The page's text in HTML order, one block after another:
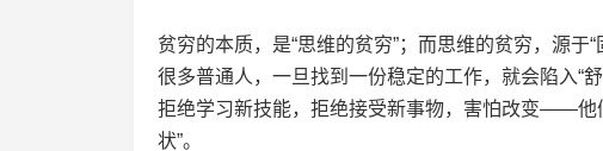
贫穷的本质，是“思维的贫穷”；而思维的贫穷，源于“
很多普通人，一旦找到一份稳定的工作，就会陷入“
拒绝学习新技能，拒绝接受新事物，害怕改变——他
状”。